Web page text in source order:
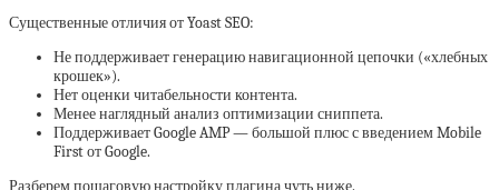
Существенные отличия от Yoast SEO:
Не поддерживает генерацию навигационной цепочки («хлебных
крошек»).
Нет оценки читабельности контента.
Менее наглядный анализ оптимизации сниппета.
Поддерживает Google AMP — большой плюс с введением Mobile
First от Google.